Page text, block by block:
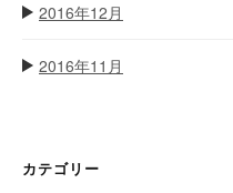
2016年12月
2016年11月
カテゴリー